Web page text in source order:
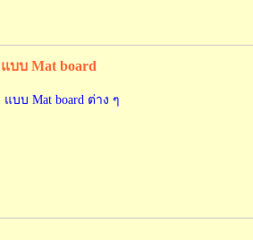
แบบ Mat board
แบบ Mat board ต่าง ๆ